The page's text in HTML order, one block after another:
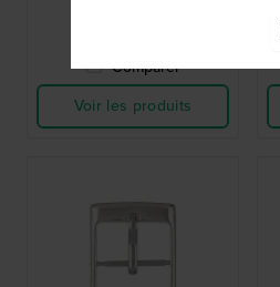
Comparer
Voir les produits